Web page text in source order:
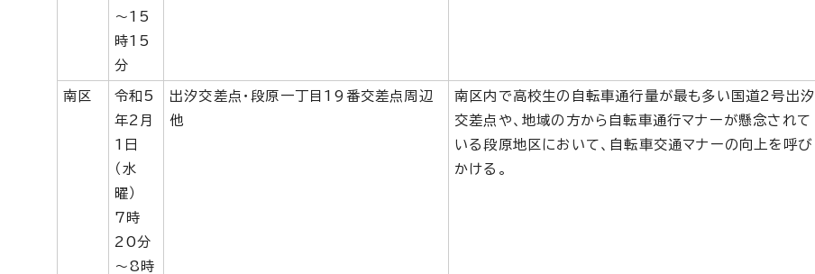
～15
時15
分
南区
令和5
年2月
1日
（水
曜）
7時
20分
～8時
出汐交差点・段原一丁目19番交差点周辺
他
南区内で高校生の自転車通行量が最も多い国道2号出汐
交差点や、地域の方から自転車通行マナーが懸念されて
いる段原地区において、自転車交通マナーの向上を呼び
かける。